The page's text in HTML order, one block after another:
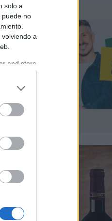
solo a
puede no
a
and store
grant or